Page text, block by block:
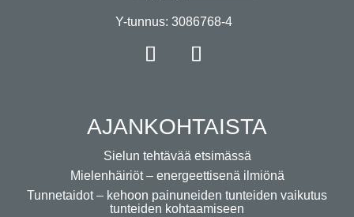
Y-tunnus: 3086768-4
AJANKOHTAISTA
Sielun tehtävää etsimässä
Mielenhäiriöt – energeettisenä ilmiönä
Tunnetaidot – kehoon painuneiden tunteiden vaikutus
tunteiden kohtaamiseen